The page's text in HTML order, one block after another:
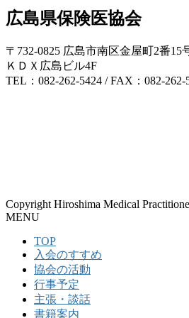
広島県保険医協会
〒732-0825 広島市南区金屋町2番15
ＫＤＸ広島ビル4F
TEL：082-262-5424 / FAX：082-262-
Copyright Hiroshima Medical
MENU
TOP
入会のすすめ
協会の活動
行事予定
主張・談話
書籍案内